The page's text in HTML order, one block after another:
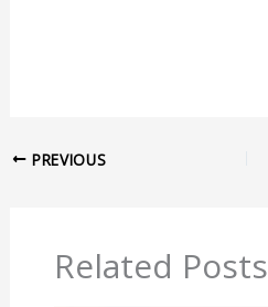
PREVIOUS
Related Posts